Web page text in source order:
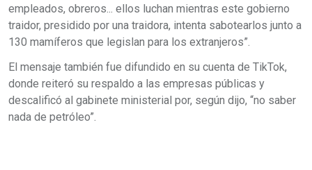
empleados, obreros... ellos luchan mientras este gobierno
traidor, presidido por una traidora, intenta sabotearlos junto a
130 mamíferos que legislan para los extranjeros”.
El mensaje también fue difundido en su cuenta de TikTok,
donde reiteró su respaldo a las empresas públicas y
descalificó al gabinete ministerial por, según dijo, “no saber
nada de petróleo”.